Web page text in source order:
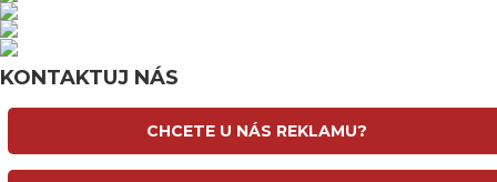
KONTAKTUJ NÁS
CHCETE U NÁS REKLAMU?